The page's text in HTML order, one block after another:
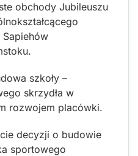
obchody Jubileuszu
Sapiehów
szkoły –
skrzydła w
rozwojem placówki.
decyzji o budowie
sportowego